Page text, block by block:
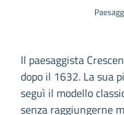
Il paesaggista
dopo il 1632. La sua
seguì il modello
senza raggiungerne